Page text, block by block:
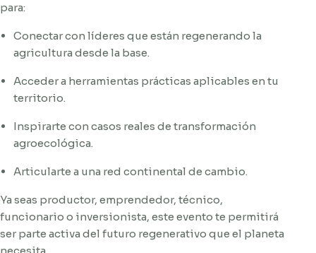
para:
Conectar con líderes que están regenerando la
agricultura desde la base.
Acceder a herramientas prácticas aplicables en tu
territorio.
Inspirarte con casos reales de transformación
agroecológica.
Articularte a una red continental de cambio.
Ya seas productor, emprendedor, técnico,
funcionario o inversionista, este evento te permitirá
ser parte activa del futuro regenerativo que el planeta